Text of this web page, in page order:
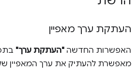
העתקת ערך מאפיין
האפשרות החדשה "העתקת ערך"
מאפשרת להעתיק את ערך המאפיין